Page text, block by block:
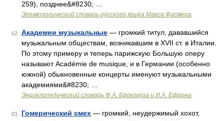
259), позднее&#8230; …
Этимологический словарь русского языка Макса Фасмера
62 Академии музыкальные — громкий титул, дававшийся
музыкальным обществам, возникавшим в XVII ст. в Италии.
По этому примеру и теперь парижскую Большую оперу
называют Académie de musique, и в Германии (особенно
южной) обыкновенные концерты именуют музыкальными
академиями&#8230; …
Энциклопедический словарь Ф.А. Брокгауза и И.А. Ефрона
63 Гомерический смех — громкий, неудержимый хохот,